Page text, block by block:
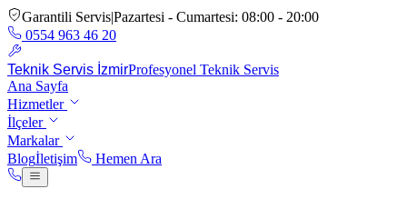
Garantili Servis|Pazartesi - Cumartesi: 08:00 - 20:00
0554 963 46 20
Teknik Servis İzmirProfesyonel Teknik Servis
Ana Sayfa
Hizmetler
İlçeler
Markalar
Blogİletişim Hemen Ara